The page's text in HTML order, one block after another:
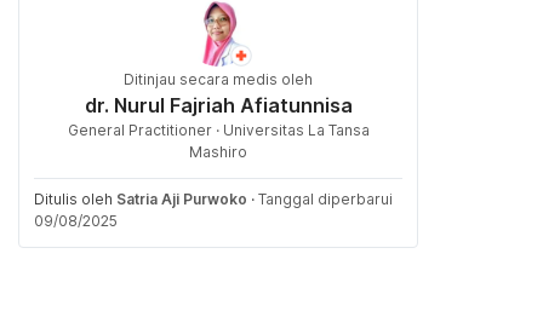
Ditinjau secara medis oleh
dr. Nurul Fajriah Afiatunnisa
General Practitioner · Universitas La Tansa
Mashiro
Ditulis oleh Satria Aji Purwoko · Tanggal diperbarui
09/08/2025